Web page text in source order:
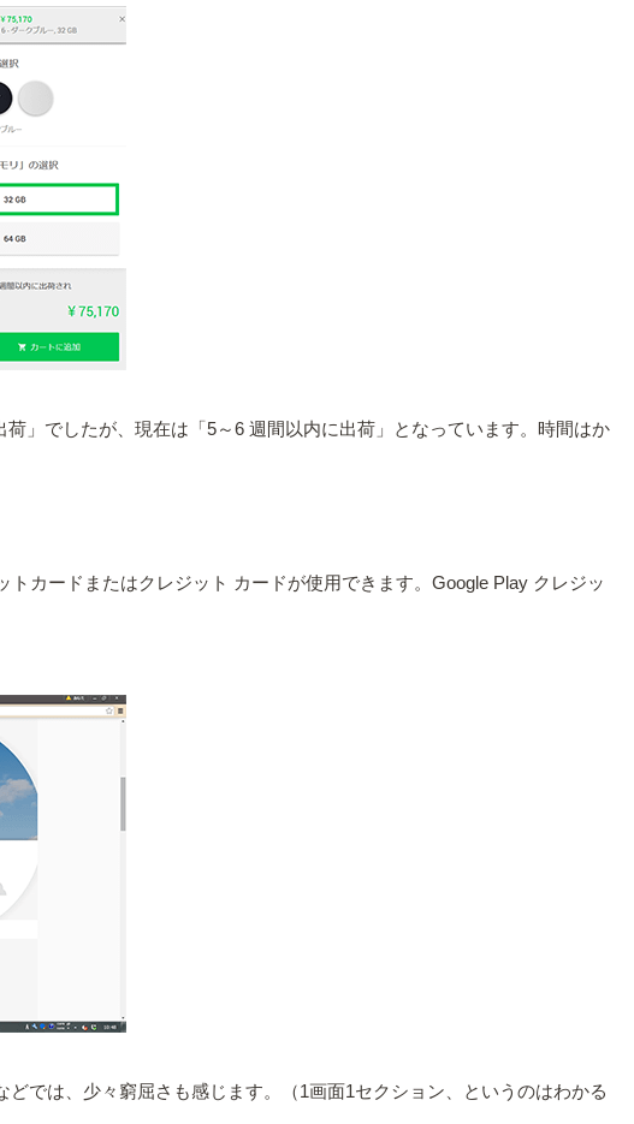
」でしたが、現在は「5～6 週間以内に出荷」となっています。時間はか
カードまたはクレジット カードが使用できます。Google Play クレジッ
では、少々窮屈さも感じます。（1画面1セクション、というのはわかる